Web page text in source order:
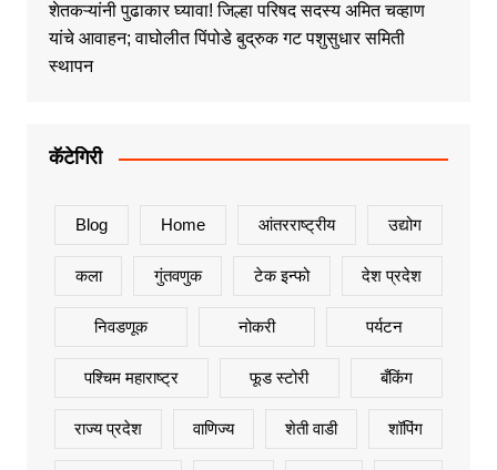
शेतकऱ्यांनी पुढाकार घ्यावा! जिल्हा परिषद सदस्य अमित चव्हाण
यांचे आवाहन; वाघोलीत पिंपोडे बुद्रुक गट पशुसुधार समिती
स्थापन
कॅटेगिरी
Blog Home आंतरराष्ट्रीय उद्योग
कला गुंतवणुक टेक इन्फो देश प्रदेश
निवडणूक नोकरी पर्यटन
पश्चिम महाराष्ट्र फूड स्टोरी बँकिंग
राज्य प्रदेश वाणिज्य शेती वाडी शॉपिंग